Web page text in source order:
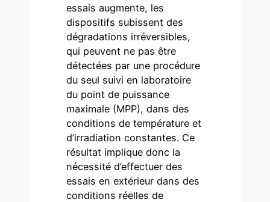
essais augmente, les
dispositifs subissent des
dégradations irréversibles,
qui peuvent ne pas être
détectées par une procédure
du seul suivi en laboratoire
du point de puissance
maximale (MPP), dans des
conditions de température et
d’irradiation constantes. Ce
résultat implique donc la
nécessité d’effectuer des
essais en extérieur dans des
conditions réelles de